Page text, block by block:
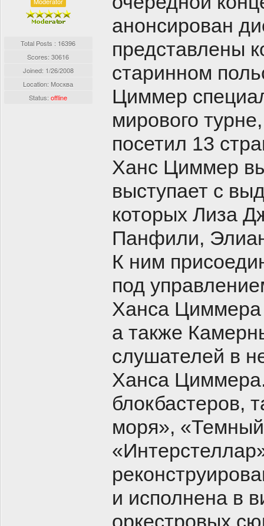
Total Posts : 16396
Scores: 30616
Joined: 1/26/2008
Location: Москва
Status:offline
анонсирован
представлены
старинном
Циммер
мирового
посетил 13
Ханс Циммер
выступает с
которых Лиза
Панфили,
К ним
под
Ханса Циммера
а также
слушателей в
Ханса
блокбастеров,
моря»,
и исполнена в
оркестровых